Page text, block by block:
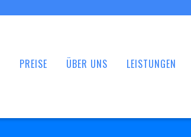
PREISE ÜBER UNS LEISTUNGEN